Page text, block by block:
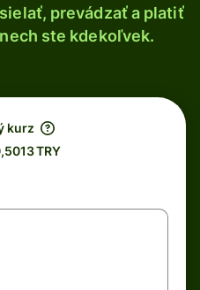
prevádzať a platiť
ste kdekoľvek.
kurz
TRY